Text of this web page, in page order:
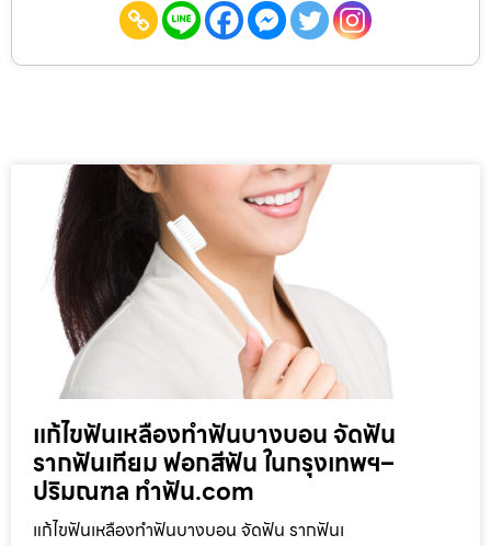
แก้ไขฟันเหลืองทำฟันบางบอน จัดฟัน
รากฟันเทียม ฟอกสีฟัน ในกรุงเทพฯ–
ปริมณฑล ทำฟัน.com
แก้ไขฟันเหลืองทำฟันบางบอน จัดฟัน รากฟันเ